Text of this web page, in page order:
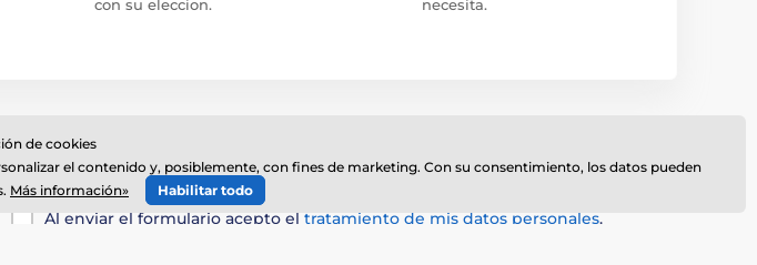
con su eleccion.
necesita.
Introduzca aquí su e-mail Iniciar sesión
Al enviar el formulario acepto el tratamiento de mis datos personales.
de cookies
el contenido y, posiblemente, con fines de marketing. Con su consentimiento, los datos pueden
Más información» Habilitar todo